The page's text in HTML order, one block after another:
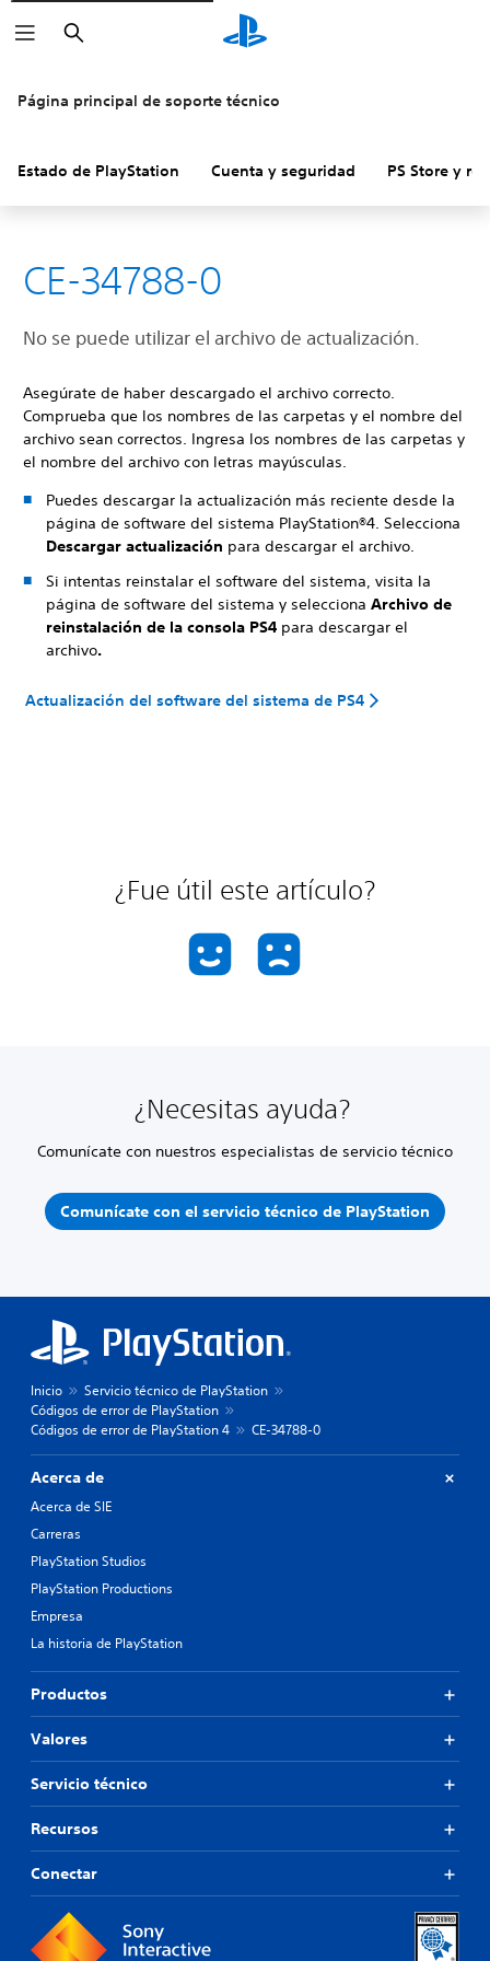
Buscar
Página principal de soporte técnico
Estado de PlayStation Cuenta y seguridad PS Store y
CE-34788-0
No se puede utilizar el archivo de actualización.
Asegúrate de haber descargado el archivo correcto.
Comprueba que los nombres de las carpetas y el nombre del
archivo sean correctos. Ingresa los nombres de las carpetas y
el nombre del archivo con letras mayúsculas.
Puedes descargar la actualización más reciente desde la
página de software del sistema PlayStation®4. Selecciona
Descargar actualización para descargar el archivo.
Si intentas reinstalar el software del sistema, visita la
página de software del sistema y selecciona Archivo de
reinstalación de la consola PS4 para descargar el
archivo.
Actualización del software del sistema de PS4
¿Fue útil este artículo?
¿Necesitas ayuda?
Comunícate con nuestros especialistas de servicio técnico
Comunícate con el servicio técnico de PlayStation
Inicio
Servicio técnico de PlayStation
Códigos de error de PlayStation
Códigos de error de PlayStation 4
CE-34788-0
Acerca de
Acerca de SIE
Carreras
PlayStation Studios
PlayStation Productions
Empresa
La historia de PlayStation
Productos
Valores
Servicio técnico
Recursos
Conectar